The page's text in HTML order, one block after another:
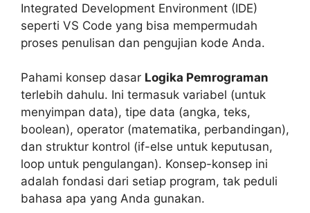
Integrated Development Environment (IDE)
seperti VS Code yang bisa mempermudah
proses penulisan dan pengujian kode Anda.
Pahami konsep dasar Logika Pemrograman
terlebih dahulu. Ini termasuk variabel (untuk
menyimpan data), tipe data (angka, teks,
boolean), operator (matematika, perbandingan),
dan struktur kontrol (if-else untuk keputusan,
loop untuk pengulangan). Konsep-konsep ini
adalah fondasi dari setiap program, tak peduli
bahasa apa yang Anda gunakan.